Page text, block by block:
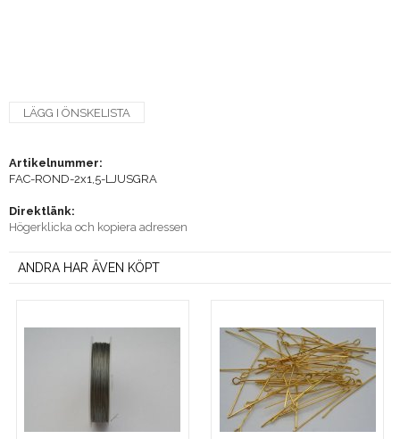
LÄGG I ÖNSKELISTA
Artikelnummer:
FAC-ROND-2x1,5-LJUSGRA
Direktlänk:
Högerklicka och kopiera adressen
ANDRA HAR ÄVEN KÖPT